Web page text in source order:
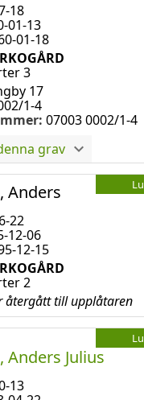
18
01-13
01-18
3
17
1-4
07003 0002/1-4
grav
Anders
22
12-06
12-15
2
återgått till upplåtaren
Anders Julius
13